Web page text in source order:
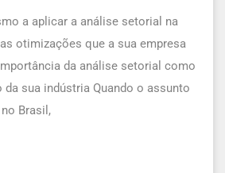
a aplicar a análise setorial na
otimizações que a sua empresa
da análise setorial como
sua indústria Quando o assunto
Brasil,